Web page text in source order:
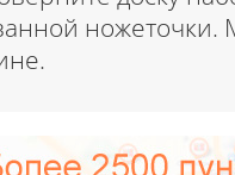
ножеточки.